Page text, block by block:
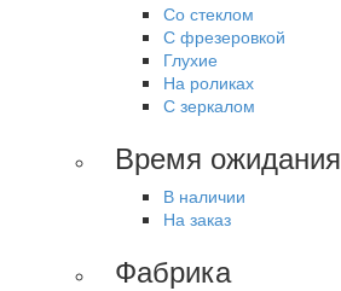
Со стеклом
С фрезеровкой
Глухие
На роликах
С зеркалом
Время ожидания
В наличии
На заказ
Фабрика